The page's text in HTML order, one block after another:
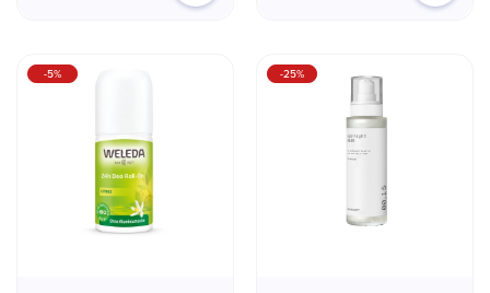
-5% -25%